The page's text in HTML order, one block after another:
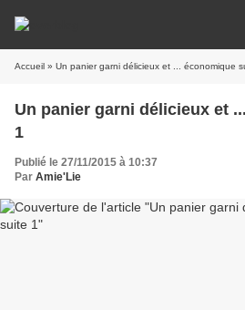
Accueil » Un panier garni délicieux et ... économique
Un panier garni délicieux et
1
Publié le 27/11/2015 à 10:37
Par Amie'Lie